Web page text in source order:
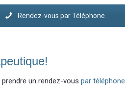
Rendez-vous par Téléphone
un rendez-vous par téléphone